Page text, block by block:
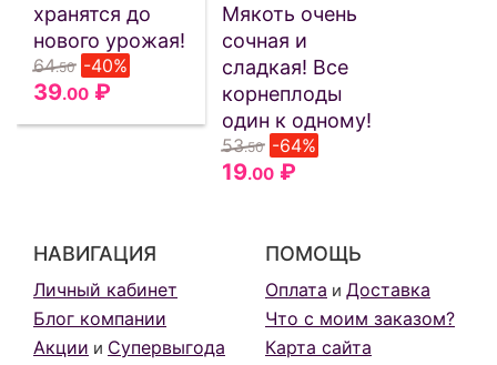
хранятся до
нового урожая!
64.50 -40%
39.00 ₽
Мякоть очень
сочная и
сладкая! Все
корнеплоды
один к одному!
53.50 -64%
19.00 ₽
НАВИГАЦИЯ
Личный кабинет
Блог компании
Акции и Супервыгода
ПОМОЩЬ
Оплата и Доставка
Что с моим заказом?
Карта сайта